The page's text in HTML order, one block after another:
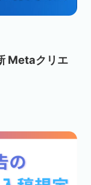
Metaクリエ